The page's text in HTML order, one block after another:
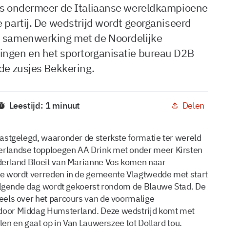
ondermeer de Italiaanse wereldkampioene
partij. De wedstrijd wordt georganiseerd
met de Noordelijke
en het sportorganisatie bureau D2B
zusjes Bekkering.
Leestijd: 1 minuut Delen
waaronder de sterkste formatie ter wereld
topploegen AA Drink met onder meer Kirsten
Bloeit van Marianne Vos komen naar
wordt verreden in de gemeente Vlagtwedde met start
dag wordt gekoerst rondom de Blauwe Stad. De
over het parcours van de voormalige
Middag Humsterland. Deze wedstrijd komt met
en gaat op in Van Lauwerszee tot Dollard tou.